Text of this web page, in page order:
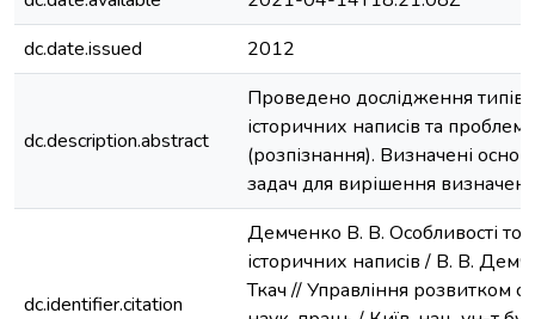
dc.date.issued
2012
dc.description.abstract
Проведено дослідження типів
історичних написів та
(розпізнання). Визначені
задач для вирішення
dc.identifier.citation
Демченко В. В. Особливості
історичних написів / В. В.
Ткач // Управління розвитком